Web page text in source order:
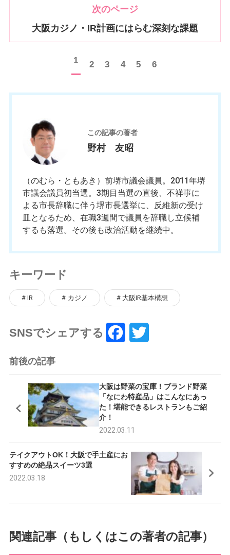
次のページ
大阪カジノ・IR計画にはらむ深刻な課題
1 2 3 4 5 6
この記事の著者
野村 友昭
（のむら・ともあき）前堺市議会議員。2011年堺
市議会議員初当選。3期目当選の直後、不祥事に
よる市長辞職に伴う堺市長選挙に、反維新の受け
皿となるため、在職3週間で議員を辞職し立候補
するも落選。その後も政治活動を継続中。
キーワード
IR カジノ 大阪IR基本構想
SNSでシェアする
e
b
o
t
t
前後の記事
大阪は野菜の宝庫！ブランド野菜
「なにわ特産品」はこんなにあっ
た！堪能できるレストランもご紹
介！
2022.03.11
テイクアウトOK！大阪で手土産にお
すすめの絶品スイーツ3選
2022.03.18
関連記事（もしくはこの著者の記事）